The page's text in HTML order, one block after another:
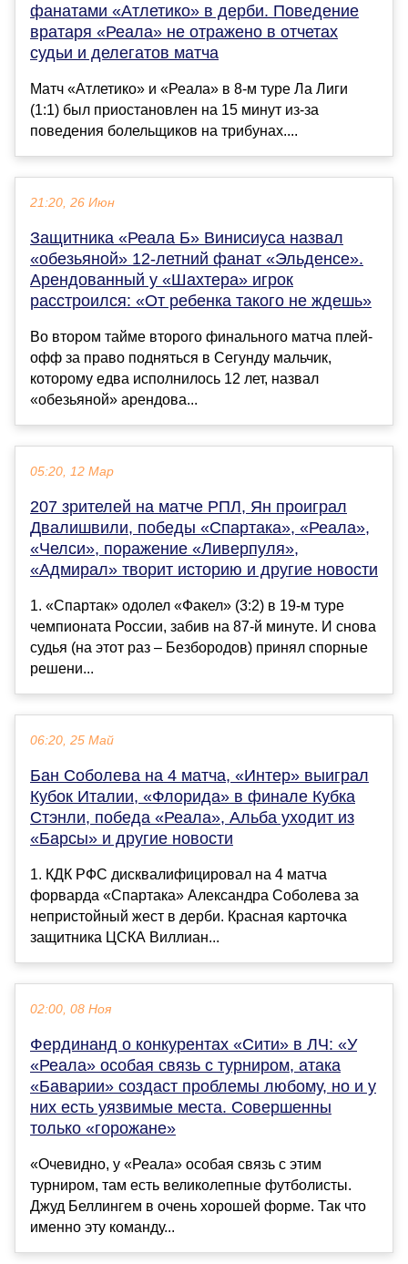
фанатами «Атлетико» в дерби. Поведение
вратаря «Реала» не отражено в отчетах
судьи и делегатов матча
Матч «Атлетико» и «Реала» в 8-м туре Ла Лиги
(1:1) был приостановлен на 15 минут из-за
поведения болельщиков на трибунах....
21:20, 26 Июн
Защитника «Реала Б» Винисиуса назвал
«обезьяной» 12-летний фанат «Эльденсе».
Арендованный у «Шахтера» игрок
расстроился: «От ребенка такого не ждешь»
Во втором тайме второго финального матча плей-
офф за право подняться в Сегунду мальчик,
которому едва исполнилось 12 лет, назвал
«обезьяной» арендова...
05:20, 12 Мар
207 зрителей на матче РПЛ, Ян проиграл
Двалишвили, победы «Спартака», «Реала»,
«Челси», поражение «Ливерпуля»,
«Адмирал» творит историю и другие новости
1. «Спартак» одолел «Факел» (3:2) в 19-м туре
чемпионата России, забив на 87-й минуте. И снова
судья (на этот раз – Безбородов) принял спорные
решени...
06:20, 25 Май
Бан Соболева на 4 матча, «Интер» выиграл
Кубок Италии, «Флорида» в финале Кубка
Стэнли, победа «Реала», Альба уходит из
«Барсы» и другие новости
1. КДК РФС дисквалифицировал на 4 матча
форварда «Спартака» Александра Соболева за
непристойный жест в дерби. Красная карточка
защитника ЦСКА Виллиан...
02:00, 08 Ноя
Фердинанд о конкурентах «Сити» в ЛЧ: «У
«Реала» особая связь с турниром, атака
«Баварии» создаст проблемы любому, но и у
них есть уязвимые места. Совершенны
только «горожане»
«Очевидно, у «Реала» особая связь с этим
турниром, там есть великолепные футболисты.
Джуд Беллингем в очень хорошей форме. Так что
именно эту команду...